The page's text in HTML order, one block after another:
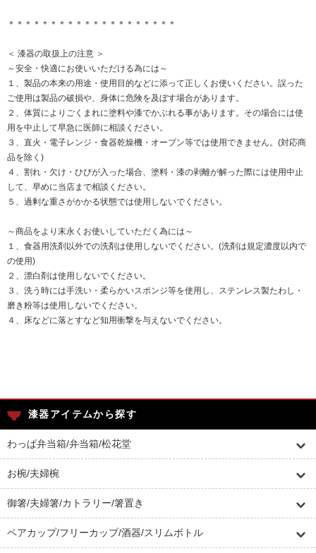
＊＊＊＊＊＊＊＊＊＊＊＊＊＊＊＊＊＊＊＊
＜ 漆器の取扱上の注意 ＞
～安全・快適にお使いいただける為には～
１、製品の本来の用途・使用目的などに添って正しくお使いください。誤った
ご使用は製品の破損や、身体に危険を及ぼす場合があります。
２、体質によりごくまれに塗料や漆でかぶれる事があります。その場合には使
用を中止して早急に医師に相談ください。
３、直火・電子レンジ・食器乾燥機・オーブン等では使用できません。(対応商
品を除く)
４、割れ・欠け・ひびが入った場合、塗料・漆の剥離が解った際には使用中止
して、早めに当店まで相談ください。
５、過剰な重さがかかる状態では使用しないでください。
～商品をより末永くお使いしていただく為には～
１、食器用洗剤以外での洗剤は使用しないでください。(洗剤は規定濃度以内で
の使用)
２、漂白剤は使用しないでください。
３、洗う時には手洗い・柔らかいスポンジ等を使用し、ステンレス製たわし・
磨き粉等は使用しないでください。
４、床などに落とすなど知用衝撃を与えないでください。
漆器アイテムから探す
わっぱ弁当箱/弁当箱/松花堂
お椀/夫婦椀
御箸/夫婦箸/カトラリー/箸置き
ペアカップ/フリーカップ/酒器/スリムボトル